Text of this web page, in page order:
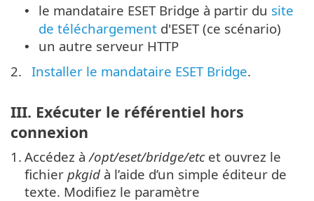
• le mandataire ESET Bridge à partir du site
de téléchargement d'ESET (ce scénario)
•
un autre serveur HTTP
2. Installer le mandataire ESET Bridge.
III. Exécuter le référentiel hors
connexion
1. Accédez à /opt/eset/bridge/etcet ouvrez le
fichier pkgid à l’aide d’un simple éditeur de
texte. Modifiez le paramètre